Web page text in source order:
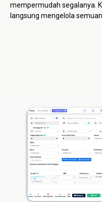
mempermudah segalanya.
langsung mengelola